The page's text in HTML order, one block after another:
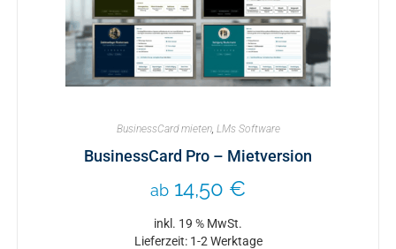
BusinessCard mieten, LMs Software
BusinessCard Pro – Mietversion
ab 14,50 €
inkl. 19 % MwSt.
Lieferzeit: 1-2 Werktage